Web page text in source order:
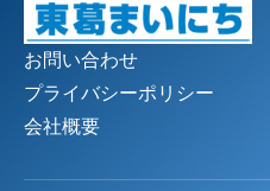
お問い合わせ
プライバシーポリシー
会社概要